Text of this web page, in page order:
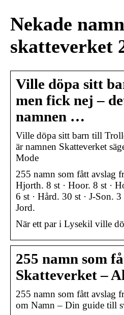
Nekade namn
skatteverket
Ville döpa sitt
men fick nej –
namnen …
Ville döpa sitt barn till
är namnen Skatteverket
Mode
255 namn som fått avslag
Hjorth. 8 st · Hoor. 8 st ·
6 st · Hård. 30 st · J-Son. 3
Jord.
När ett par i Lysekil ville
255 namn som
Skatteverket –
255 namn som fått avslag
om Namn – Din guide till